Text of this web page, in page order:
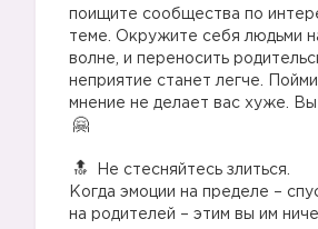
поищите сообщества по
теме. Окружите себя людьми
волне, и переносить
неприятие станет легче.
мнение не делает вас хуже.
Не стесняйтесь злиться.
Когда эмоции на пределе –
на родителей – этим вы им